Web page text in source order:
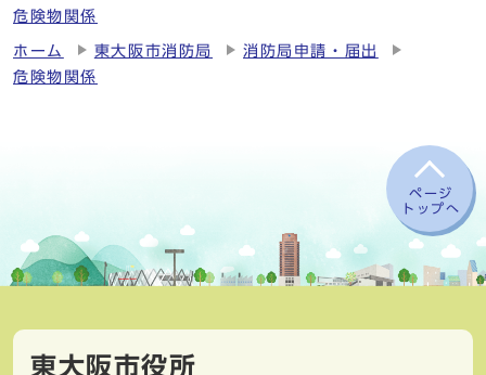
危険物関係
ホーム 東大阪市消防局
消防局申請・届出
危険物関係
ページ
トップへ
東大阪市役所